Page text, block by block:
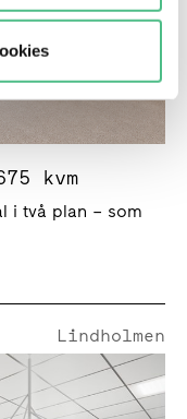
6-8, 2675 kvm
i två plan – som
Lindholmen